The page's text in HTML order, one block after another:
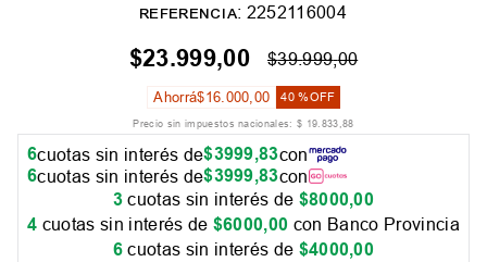
REFERENCIA: 2252116004
$23.999,00 $39.999,00
Ahorrá$16.000,00 40 %OFF
Precio sin impuestos nacionales: $ 19.833,88
6cuotas sin interés de$3999,83con
6cuotas sin interés de$3999,83con
3 cuotas sin interés de $8000,00
4 cuotas sin interés de $6000,00 con Banco Provincia
6 cuotas sin interés de $4000,00